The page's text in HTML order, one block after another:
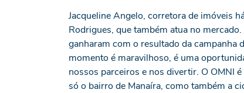
Jacqueline Angelo, corretora de imóveis
Rodrigues, que também atua no
ganharam com o resultado da campanha
momento é maravilhoso, é uma
nossos parceiros e nos divertir. O OMNI
só o bairro de Manaíra, como também a